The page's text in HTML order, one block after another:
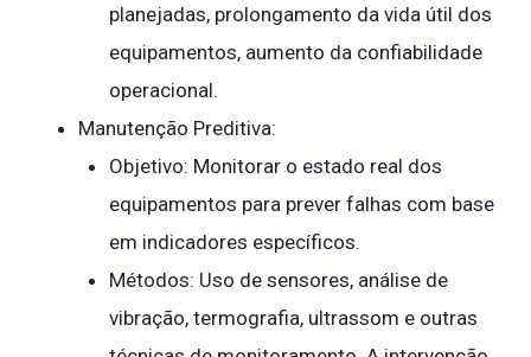
planejadas, prolongamento da vida útil dos
equipamentos, aumento da confiabilidade
operacional.
Manutenção Preditiva:
Objetivo: Monitorar o estado real dos
equipamentos para prever falhas com base
em indicadores específicos.
Métodos: Uso de sensores, análise de
vibração, termografia, ultrassom e outras